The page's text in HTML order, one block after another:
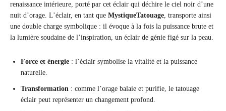
renaissance intérieure, porté par cet éclair qui déchire le ciel noir d’une
nuit d’orage. L’éclair, en tant que MystiqueTatouage, transporte ainsi
une double charge symbolique : il évoque à la fois la puissance brute et
la lumière soudaine de l’inspiration, un éclair de génie figé sur la peau.
Force et énergie : l’éclair symbolise la vitalité et la puissance
naturelle.
Transformation : comme l’orage balaie et purifie, le tatouage
éclair peut représenter un changement profond.